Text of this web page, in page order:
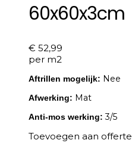
60x60x3cm
€ 52,99
per m2
Aftrillen mogelijk: Nee
Afwerking: Mat
Anti-mos werking: 3/5
Toevoegen aan offerte